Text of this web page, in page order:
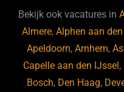
b
o
o
k
ky dI
n
Bekijk ook vacatures in
Almere,Alphen aan
Apeldoorn,Arnhem,
Capelle aan den IJssel,
Bosch, Den Haag,